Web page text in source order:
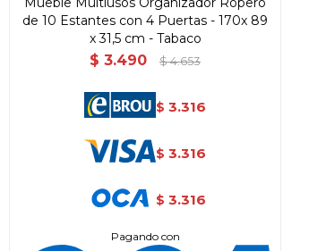
de 10 Estantes con 4 Puertas - 170x 89
x 31,5 cm - Tabaco
$ 3.490 $ 4.653
$ 3.316
$ 3.316
$ 3.316
Pagando con